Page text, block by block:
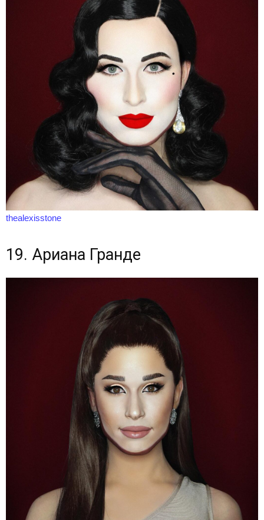
thealexisstone
19. Ариана Гранде